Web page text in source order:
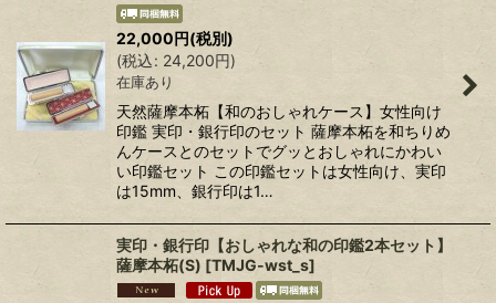
22,000円(税別)
(税込: 24,200円)
在庫あり
天然薩摩本柘【和のおしゃれケース】女性向け
印鑑 実印・銀行印のセット 薩摩本柘を和ちりめ
んケースとのセットでグッとおしゃれにかわい
い印鑑セット この印鑑セットは女性向け、実印
は15mm、銀行印は1…
実印・銀行印【おしゃれな和の印鑑2本セット】
薩摩本柘(S) [TMJG-wst_s]